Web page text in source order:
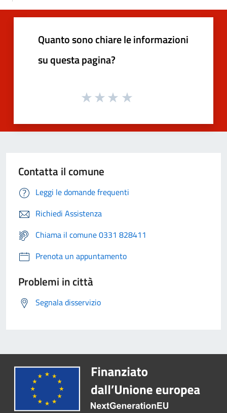
Quanto sono chiare le informazioni
su questa pagina?
Contatta il comune
Leggi le domande frequenti
Richiedi Assistenza
Chiama il comune 0331 828411
Prenota un appuntamento
Problemi in città
Segnala disservizio